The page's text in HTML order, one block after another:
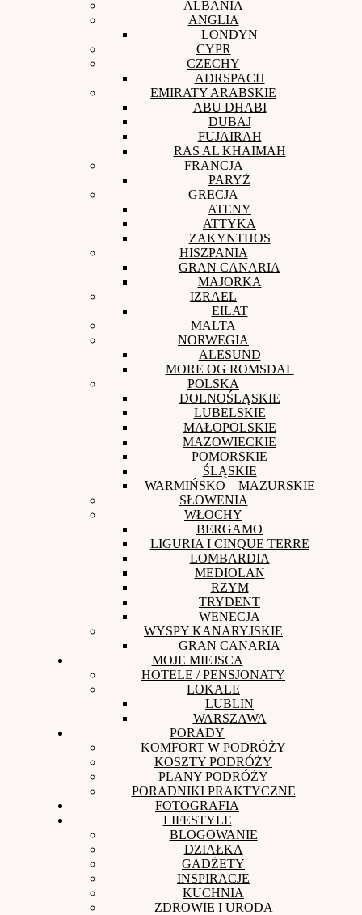
ALBANIA
ANGLIA
LONDYN
CYPR
CZECHY
ADRSPACH
EMIRATY ARABSKIE
ABU DHABI
DUBAJ
FUJAIRAH
RAS AL KHAIMAH
FRANCJA
PARYŻ
GRECJA
ATENY
ATTYKA
ZAKYNTHOS
HISZPANIA
GRAN CANARIA
MAJORKA
IZRAEL
EILAT
MALTA
NORWEGIA
ALESUND
MORE OG ROMSDAL
POLSKA
DOLNOŚLĄSKIE
LUBELSKIE
MAŁOPOLSKIE
MAZOWIECKIE
POMORSKIE
ŚLĄSKIE
WARMIŃSKO – MAZURSKIE
SŁOWENIA
WŁOCHY
BERGAMO
LIGURIA I CINQUE TERRE
LOMBARDIA
MEDIOLAN
RZYM
TRYDENT
WENECJA
WYSPY KANARYJSKIE
GRAN CANARIA
MOJE MIEJSCA
HOTELE / PENSJONATY
LOKALE
LUBLIN
WARSZAWA
PORADY
KOMFORT W PODRÓŻY
KOSZTY PODRÓŻY
PLANY PODRÓŻY
PORADNIKI PRAKTYCZNE
FOTOGRAFIA
LIFESTYLE
BLOGOWANIE
DZIAŁKA
GADŻETY
INSPIRACJE
KUCHNIA
ZDROWIE I URODA